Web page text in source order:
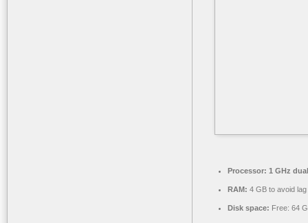
Processor: 1 GHz
RAM: 4 GB to avoid lag
Disk space: Free: 64